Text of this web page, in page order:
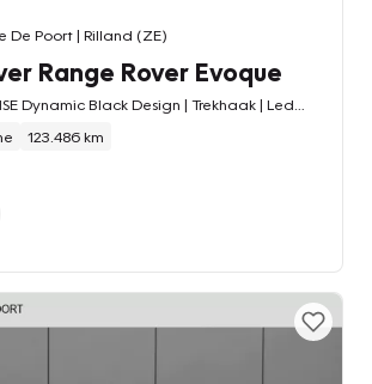
De Poort| Rilland (ZE)
Range Rover Evoque
123.486 km